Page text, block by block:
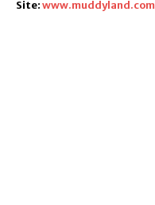
Site:www.muddyland.com